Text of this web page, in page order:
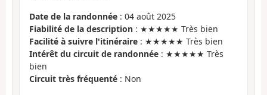
Date de la randonnée : 04 août 2025
Fiabilité de la description : ★★★★★ Très bien
Facilité à suivre l'itinéraire : ★★★★★ Très bien
Intérêt du circuit de randonnée : ★★★★★ Très
bien
Circuit très fréquenté : Non